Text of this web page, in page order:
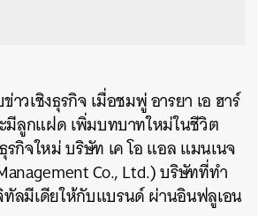
าวเชิงธุรกิจ เมื่อชมพู่ อารยา เอ ฮาร์
มีลูกแฝด เพิ่มบทบาทใหม่ในชีวิต
รกิจใหม่ บริษัท เค โอ แอล แมนเนจ
Co., Ltd.) บริษัทที่ทำ
ลมีเดียให้กับแบรนด์ ผ่านอินฟลูเอน